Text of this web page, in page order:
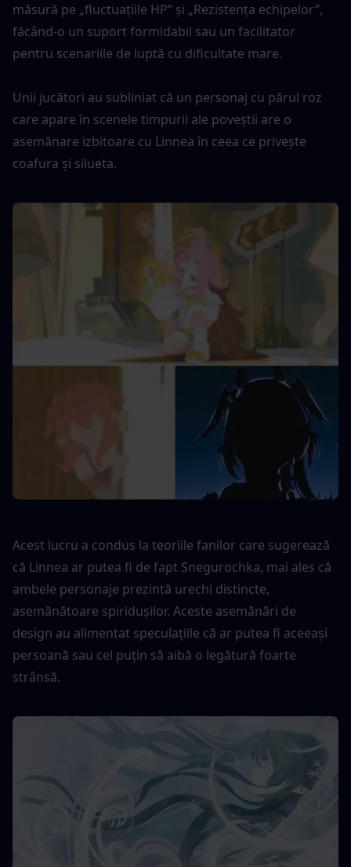
măsură pe „fluctuațiile HP” și „Rezistența echipelor”,
făcând-o un suport formidabil sau un facilitator
pentru scenariile de luptă cu dificultate mare.
Unii jucători au subliniat că un personaj cu părul roz
care apare în scenele timpurii ale poveștii are o
asemănare izbitoare cu Linnea în ceea ce privește
coafura și silueta.
Acest lucru a condus la teoriile fanilor care sugerează
că Linnea ar putea fi de fapt Snegurochka, mai ales că
ambele personaje prezintă urechi distincte,
asemănătoare spiridușilor. Aceste asemănări de
design au alimentat speculațiile că ar putea fi aceeași
persoană sau cel puțin să aibă o legătură foarte
strânsă.